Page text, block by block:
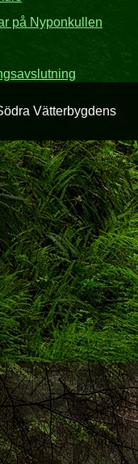
på Nyponkullen
Vätterbygdens